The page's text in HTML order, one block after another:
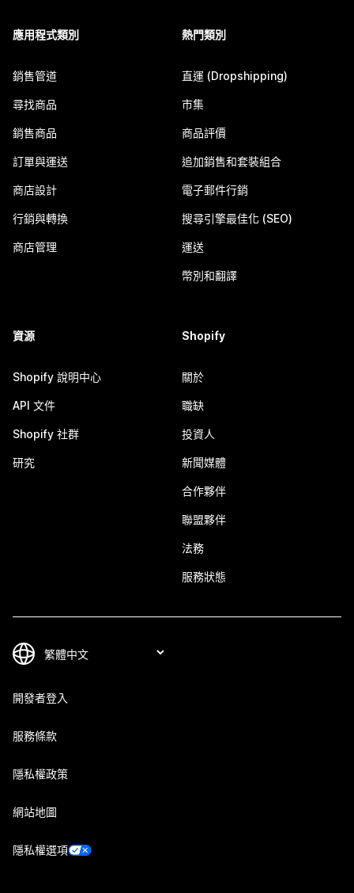
應用程式類別
銷售管道
尋找商品
銷售商品
訂單與運送
商店設計
行銷與轉換
商店管理
熱門類別
直運 (Dropshipping)
市集
商品評價
追加銷售和套裝組合
電子郵件行銷
搜尋引擎最佳化 (SEO)
運送
幣別和翻譯
資源
Shopify 說明中心
API 文件
Shopify 社群
研究
Shopify
關於
職缺
投資人
新聞媒體
合作夥伴
聯盟夥伴
法務
服務狀態
開發者登入
服務條款
隱私權政策
網站地圖
隱私權選項